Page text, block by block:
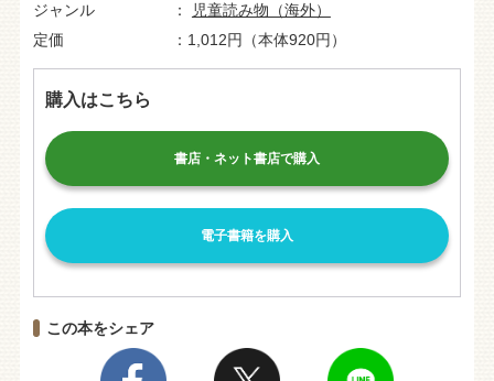
ジャンル
児童読み物（海外）
定価
1,012円（本体920円）
購入はこちら
書店・ネット書店で購入
電子書籍を購入
この本をシェア